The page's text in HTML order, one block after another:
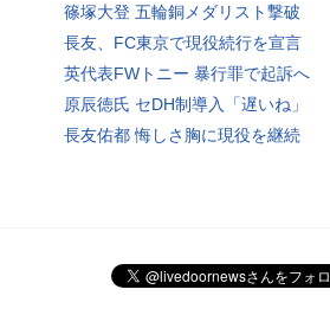
篠塚大登 五輪銅メダリスト撃破
長友、FC東京で現役続行を宣言
英代表FWトニー 暴行罪で起訴へ
原辰徳氏 セDH制導入「遅いね」
長友佑都 悔しさ胸に現役を継続